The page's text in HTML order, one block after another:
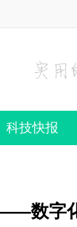
科技快报
数字